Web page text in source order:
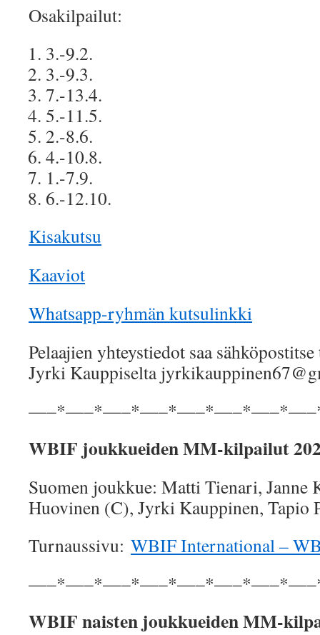
Osakilpailut:
3.-9.2.
3.-9.3.
7.-13.4.
5.-11.5.
2.-8.6.
4.-10.8.
1.-7.9.
6.-12.10.
Kisakutsu
Kaaviot
Whatsapp-ryhmän kutsulinkki
Pelaajien yhteystiedot saa
Jyrki Kauppiselta
WBIF joukkueiden MM-kilpailut
Suomen joukkue: Matti Tienari, Janne
Huovinen (C), Jyrki Kauppinen, Tapio
Turnaussivu: WBIF International –
WBIF naisten joukkueiden MM-